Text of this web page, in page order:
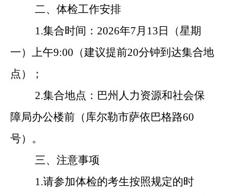
二、体检工作安排
1.集合时间： 2026年7月 13 日 （星期
一） 上午9:00 （建议提前20分钟到达集合地
点 ）
；
2.集合地点： 巴州人力资源和社会保
障局办公楼前 （库尔勒市萨依巴格路60
号） 。
三、 注意事项
1.请参加体检的考生按照规定的时